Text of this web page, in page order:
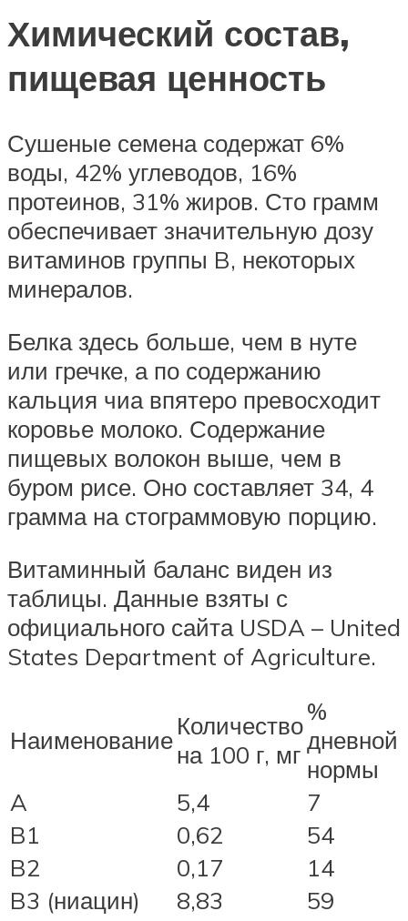
Химический состав,
пищевая ценность
Сушеные семена содержат 6%
воды, 42% углеводов, 16%
протеинов, 31% жиров. Сто грамм
обеспечивает значительную дозу
витаминов группы B, некоторых
минералов.
Белка здесь больше, чем в нуте
или гречке, а по содержанию
кальция чиа впятеро превосходит
коровье молоко. Содержание
пищевых волокон выше, чем в
буром рисе. Оно составляет 34, 4
грамма на стограммовую порцию.
Витаминный баланс виден из
таблицы. Данные взяты с
официального сайта USDA – United
States Department of Agriculture.
НаименованиеКоличество
на 100 г, мг
%
дневной
нормы
A
5,4
7
B1
0,62
54
B2
0,17
14
B3 (ниацин)
8,83
59